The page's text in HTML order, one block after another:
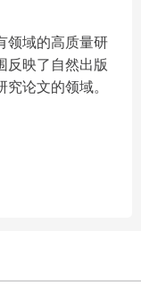
领域的高质量研
反映了自然出版
论文的领域。